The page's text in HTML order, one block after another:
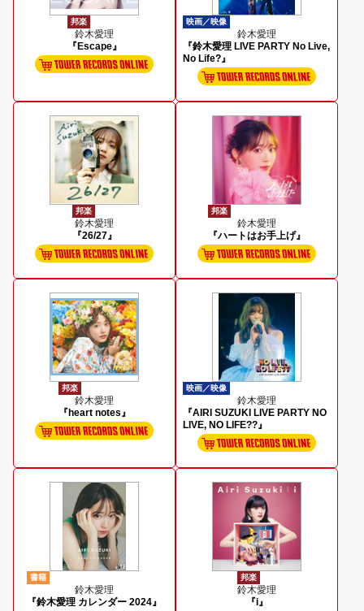
邦楽
鈴木愛理
『Escape』
映画／映像
鈴木愛理
『鈴木愛理 LIVE PARTY No Live,
No Life?』
邦楽
鈴木愛理
『26/27』
邦楽
鈴木愛理
『ハートはお手上げ』
邦楽
鈴木愛理
『heart notes』
映画／映像
鈴木愛理
『AIRI SUZUKI LIVE PARTY NO
LIVE, NO LIFE??』
書籍
鈴木愛理
『鈴木愛理 カレンダー 2024』
邦楽
鈴木愛理
『i』